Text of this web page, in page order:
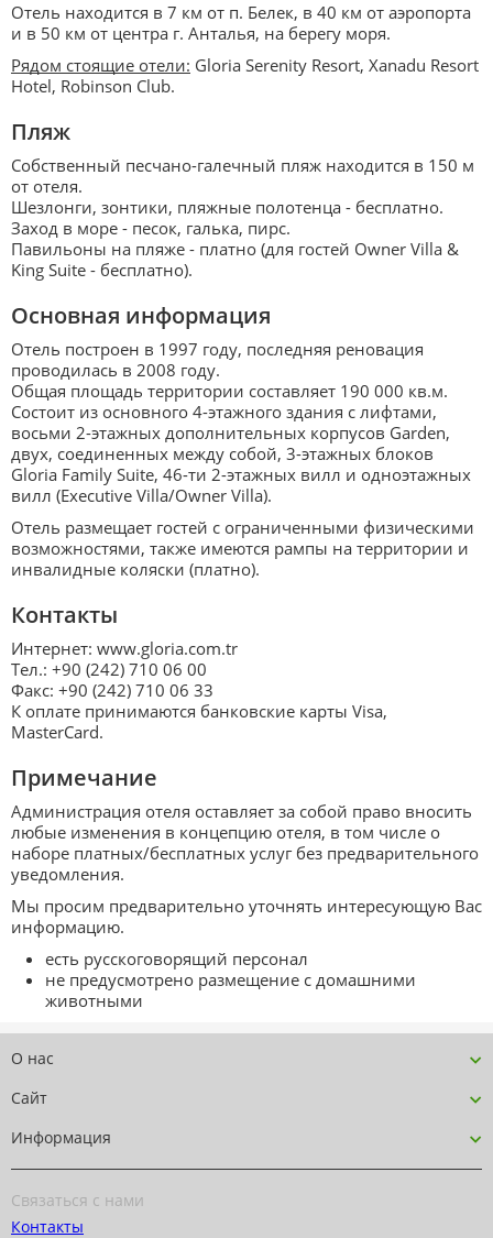
Отель находится в 7 км от п. Белек, в 40 км от аэропорта
и в 50 км от центра г. Анталья, на берегу моря.
Рядом стоящие отели: Gloria Serenity Resort, Xanadu Resort
Hotel, Robinson Club.
Пляж
Собственный песчано-галечный пляж находится в 150 м
от отеля.
Шезлонги, зонтики, пляжные полотенца - бесплатно.
Заход в море - песок, галька, пирс.
Павильоны на пляже - платно (для гостей Owner Villa &
King Suite - бесплатно).
Основная информация
Отель построен в 1997 году, последняя реновация
проводилась в 2008 году.
Общая площадь территории составляет 190 000 кв.м.
Состоит из основного 4-этажного здания с лифтами,
восьми 2-этажных дополнительных корпусов Garden,
двух, соединенных между собой, 3-этажных блоков
Gloria Family Suite, 46-ти 2-этажных вилл и одноэтажных
вилл (Executive Villa/Owner Villa).
Отель размещает гостей с ограниченными физическими
возможностями, также имеются рампы на территории и
инвалидные коляски (платно).
Контакты
Интернет: www.gloria.com.tr
Тел.: +90 (242) 710 06 00
Факс: +90 (242) 710 06 33
К оплате принимаются банковские карты Visa,
MasterCard.
Примечание
Администрация отеля оставляет за собой право вносить
любые изменения в концепцию отеля, в том числе о
наборе платных/бесплатных услуг без предварительного
уведомления.
Мы просим предварительно уточнять интересующую Вас
информацию.
есть русскоговорящий персонал
не предусмотрено размещение с домашними
животными
О нас
Сайт
Информация
Связаться с нами
Контакты